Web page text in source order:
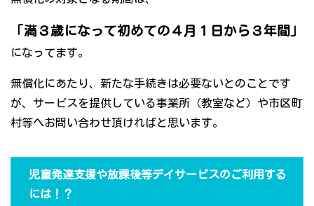
「満３歳になって初めての４月１日から３年間」
になってます。
無償化にあたり、新たな手続きは必要ないとのことです
が、サービスを提供している事業所（教室など）や市区町
村等へお問い合わせ頂ければと思います。
児童発達支援や放課後等デイサービスのご利用する
には！？